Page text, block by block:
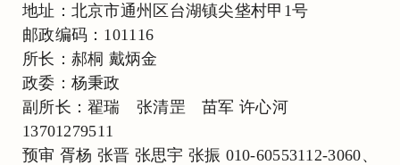
地址：北京市通州区台湖镇尖垡村甲1号
邮政编码：101116
所长：郝桐 戴炳金
政委：杨秉政
副所长：翟瑞 张清罡 苗军 许心河
13701279511
预审 胥杨 张晋 张思宇 张振 010-60553112-3060、